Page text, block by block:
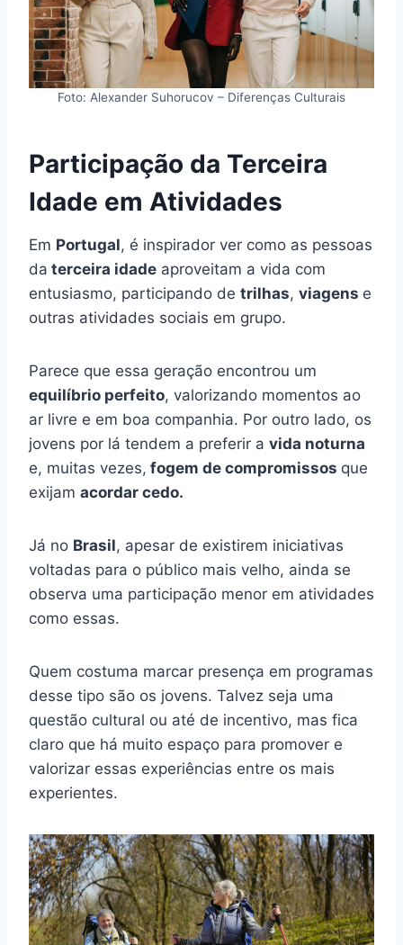
Foto: Alexander Suhorucov – Diferenças Culturais
Participação da Terceira
Idade em Atividades
Em Portugal, é inspirador ver como as pessoas
da terceira idade aproveitam a vida com
entusiasmo, participando de trilhas, viagens e
outras atividades sociais em grupo.
Parece que essa geração encontrou um
equilíbrio perfeito, valorizando momentos ao
ar livre e em boa companhia. Por outro lado, os
jovens por lá tendem a preferir a vida noturna
e, muitas vezes, fogem de compromissos que
exijam acordar cedo.
Já no Brasil, apesar de existirem iniciativas
voltadas para o público mais velho, ainda se
observa uma participação menor em atividades
como essas.
Quem costuma marcar presença em programas
desse tipo são os jovens. Talvez seja uma
questão cultural ou até de incentivo, mas fica
claro que há muito espaço para promover e
valorizar essas experiências entre os mais
experientes.